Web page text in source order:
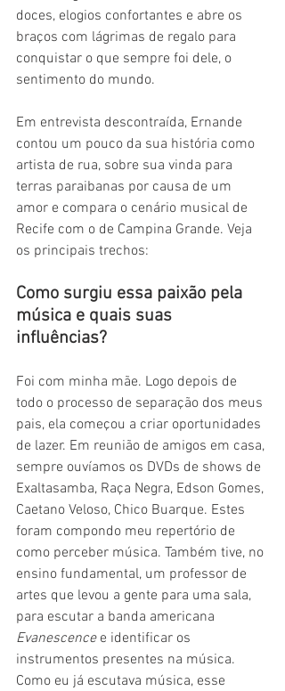
doces, elogios confortantes e abre os
braços com lágrimas de regalo para
conquistar o que sempre foi dele, o
sentimento do mundo.
Em entrevista descontraída, Ernande
contou um pouco da sua história como
artista de rua, sobre sua vinda para
terras paraibanas por causa de um
amor e compara o cenário musical de
Recife com o de Campina Grande. Veja
os principais trechos:
Como surgiu essa paixão pela
música e quais suas
influências?
Foi com minha mãe. Logo depois de
todo o processo de separação dos meus
pais, ela começou a criar oportunidades
de lazer. Em reunião de amigos em casa,
sempre ouvíamos os DVDs de shows de
Exaltasamba, Raça Negra, Edson Gomes,
Caetano Veloso, Chico Buarque. Estes
foram compondo meu repertório de
como perceber música. Também tive, no
ensino fundamental, um professor de
artes que levou a gente para uma sala,
para escutar a banda americana
Evanescence e identificar os
instrumentos presentes na música.
Como eu já escutava música, esse